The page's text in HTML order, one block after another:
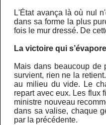
L'État avança là où nul
dans sa forme la plus
fois le mur dressé. De
La victoire qui s’évapore
Mais dans beaucoup de
survient, rien ne la
au milieu du vide. Le
repart avec eux. Les flux
ministre nouveau
dans sa valise, chaque
par la précédente.